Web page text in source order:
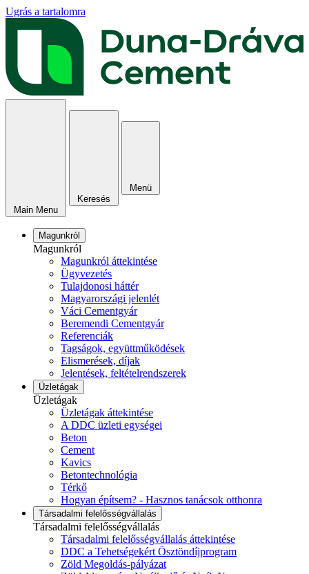
Ugrás a tartalomra
Main Menu
Keresés
Menü
Magunkról
Magunkról
Magunkról áttekintése
Ügyvezetés
Tulajdonosi háttér
Magyarországi jelenlét
Váci Cementgyár
Beremendi Cementgyár
Referenciák
Tagságok, együttműködések
Elismerések, díjak
Jelentések, feltételrendszerek
Üzletágak
Üzletágak
Üzletágak áttekintése
A DDC üzleti egységei
Beton
Cement
Kavics
Betontechnológia
Térkő
Hogyan építsem? - Hasznos tanácsok otthonra
Társadalmi felelősségvállalás
Társadalmi felelősségvállalás
Társadalmi felelősségvállalás áttekintése
DDC a Tehetségekért Ösztöndíjprogram
Zöld Megoldás-pályázat